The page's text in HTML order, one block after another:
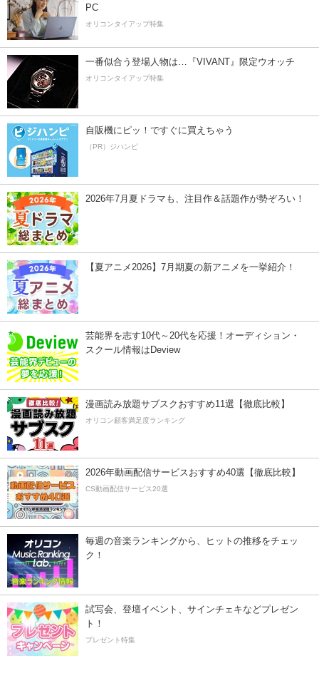
PC
オリコンタイアップ特集
一番似合う登場人物は…『VIVANT』限定ウオッチ
オリコンタイアップ特集
自販機にピッ！ですぐに買えちゃう
（PR）ジハンピ
2026年7月夏ドラマも、注目作＆話題作が勢ぞろい！
【夏アニメ2026】7月期夏の新アニメを一挙紹介！
芸能界を志す10代～20代を応援！オーディション・
スクール情報はDeview
漫画読み放題サブスクおすすめ11選【徹底比較】
オリコン顧客満足度ランキング
2026年動画配信サービスおすすめ40選【徹底比較】
CS動画配信サービス20選
毎週の音楽ランキングから、ヒットの推移をチェッ
ク！
試写会、登壇イベント、サインチェキなどプレゼン
ト！
プレゼント特集